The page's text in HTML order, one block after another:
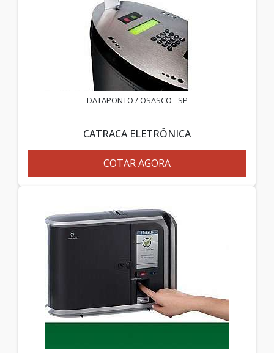
DATAPONTO / OSASCO - SP
CATRACA ELETRÔNICA
COTAR AGORA